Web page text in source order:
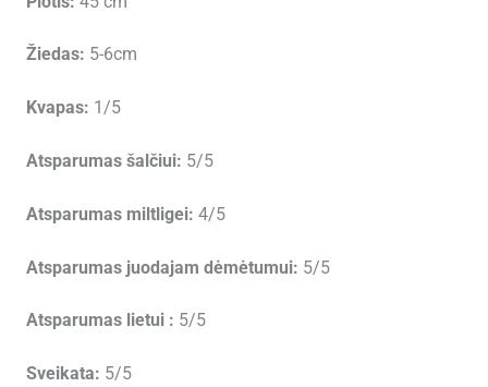
Žiedas: 5-6cm
Kvapas: 1/5
Atsparumas šalčiui: 5/5
Atsparumas miltligei: 4/5
Atsparumas juodajam dėmėtumui: 5/5
Atsparumas lietui : 5/5
Sveikata: 5/5